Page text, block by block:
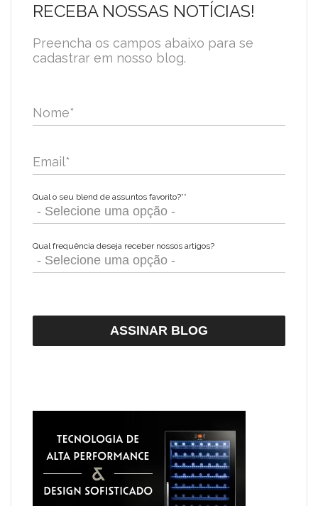
RECEBA NOSSAS NOTÍCIAS!
Preencha os campos abaixo para se
cadastrar em nosso blog.
Nome*
Email*
Qual o seu blend de assuntos favorito?**
Qual frequência deseja receber nossos artigos?